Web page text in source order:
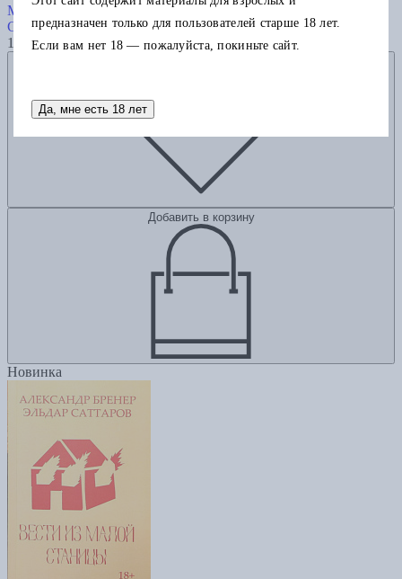
Магма ведьм
Старобинец А.
1085
Добавить в корзину
Новинка
предназначен только для пользователей старше 18 лет.
Если вам нет 18 — пожалуйста, покиньте сайт.
Да, мне есть 18 лет